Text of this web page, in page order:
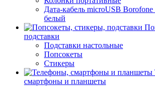
Дата-кабель microUSB
белый
подставки
Подставки настольные
Попсокеты
Стикеры
смартфоны и планшеты